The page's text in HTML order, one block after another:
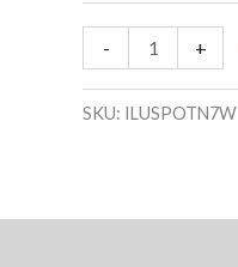
- +
SKU: ILUSPOTN7W